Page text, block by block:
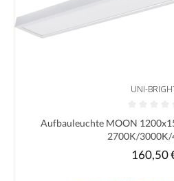
UNI-
Durchschnittliche Bewertung von 0
Aufbauleuchte MOON
2700K/3000K/
160,50